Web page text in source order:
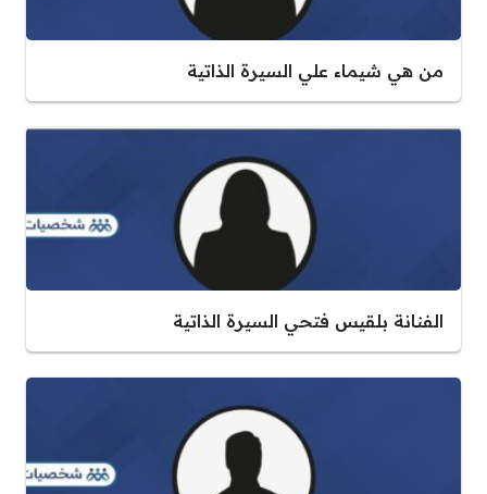
من هي شيماء علي السيرة الذاتية
الفنانة بلقيس فتحي السيرة الذاتية